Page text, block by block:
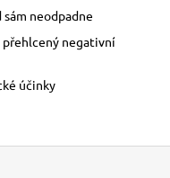
sám neodpadne
přehlcený negativní
účinky